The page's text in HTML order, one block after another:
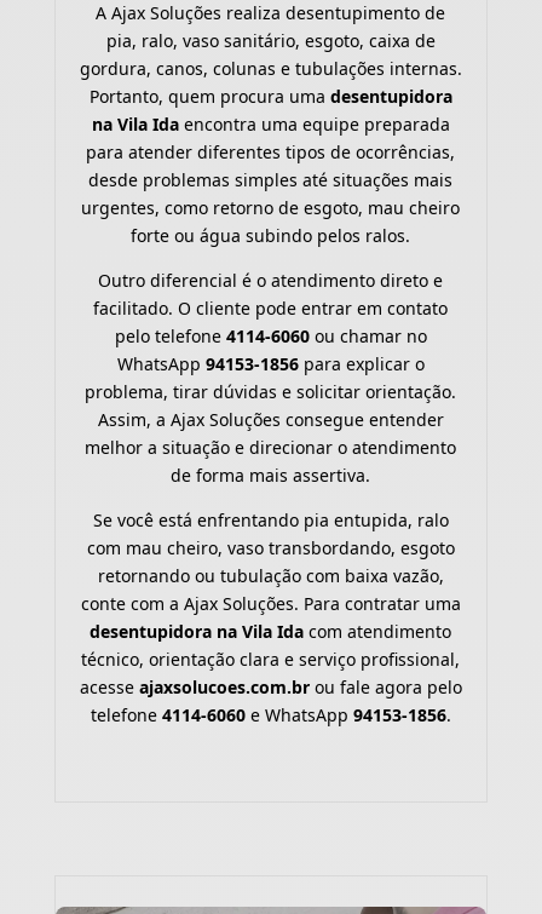
A Ajax Soluções realiza desentupimento de
pia, ralo, vaso sanitário, esgoto, caixa de
gordura, canos, colunas e tubulações internas.
Portanto, quem procura uma desentupidora
na Vila Idaencontra uma equipe preparada
para atender diferentes tipos de ocorrências,
desde problemas simples até situações mais
urgentes, como retorno de esgoto, mau cheiro
forte ou água subindo pelos ralos.
Outro diferencial é o atendimento direto e
facilitado. O cliente pode entrar em contato
pelo telefone 4114-6060ou chamar no
WhatsApp 94153-1856para explicar o
problema, tirar dúvidas e solicitar orientação.
Assim, a Ajax Soluções consegue entender
melhor a situação e direcionar o atendimento
de forma mais assertiva.
Se você está enfrentando pia entupida, ralo
com mau cheiro, vaso transbordando, esgoto
retornando ou tubulação com baixa vazão,
conte com a Ajax Soluções. Para contratar uma
desentupidora na Vila Ida com atendimento
técnico, orientação clara e serviço profissional,
acesse ajaxsolucoes.com.brou fale agora pelo
telefone 4114-6060e WhatsApp 94153-1856.